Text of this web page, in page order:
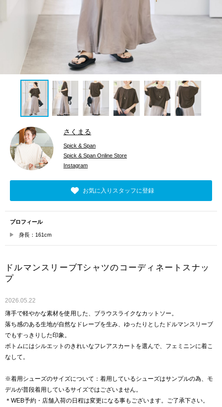
さくまる
Spick & Span
Spick & Span Online Store
Instagram
お気に入りスタッフに登録
プロフィール
身長：161cm
ドルマンスリーブTシャツのコーディネートスナッ
プ
2026.05.22
薄手で軽やかな素材を使用した、ブラウスライクなカットソー。
落ち感のある生地が自然なドレープを生み、ゆったりとしたドルマンスリーブ
でもすっきりした印象。
ボトムにはシルエットのきれいなフレアスカートを選んで、フェミニンに着こ
なして。
※着用シューズのサイズについて：着用しているシューズはサンプルの為、モ
デルが普段着用しているサイズではございません。
＊WEB予約・店舗入荷の日程は変更になる事もございます。ご了承下さい。